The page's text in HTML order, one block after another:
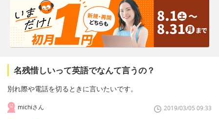
名残惜しいって英語でなんて言うの？
別れ際や電話を切るときに言いたいです。
michiさん 2019/03/05 09:33